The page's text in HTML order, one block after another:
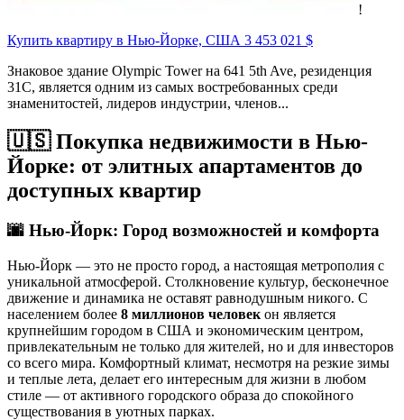
!
Купить квартиру в Нью-Йорке, США 3 453 021 $
Знаковое здание Olympic Tower на 641 5th Ave, резиденция
31C, является одним из самых востребованных среди
знаменитостей, лидеров индустрии, членов...
🇺🇸 Покупка недвижимости в Нью-
Йорке: от элитных апартаментов до
доступных квартир
🌆 Нью-Йорк: Город возможностей и комфорта
Нью-Йорк — это не просто город, а настоящая метрополия с
уникальной атмосферой. Столкновение культур, бесконечное
движение и динамика не оставят равнодушным никого. С
населением более 8 миллионов человек он является
крупнейшим городом в США и экономическим центром,
привлекательным не только для жителей, но и для инвесторов
со всего мира. Комфортный климат, несмотря на резкие зимы
и теплые лета, делает его интересным для жизни в любом
стиле — от активного городского образа до спокойного
существования в уютных парках.